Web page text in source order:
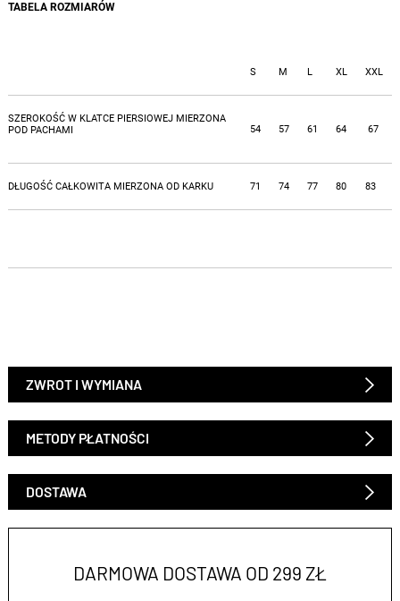
TABELA ROZMIARÓW
S M L XL XXL
SZEROKOŚĆ W KLATCE PIERSIOWEJ MIERZONA
POD PACHAMI
54 57 61 64 67
DŁUGOŚĆ CAŁKOWITA MIERZONA OD KARKU 71 74 77 80 83
ZWROT I WYMIANA
METODY PŁATNOŚCI
DOSTAWA
DARMOWA DOSTAWA OD 299 ZŁ